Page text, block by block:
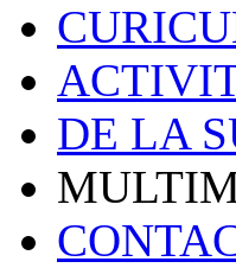
DE LA